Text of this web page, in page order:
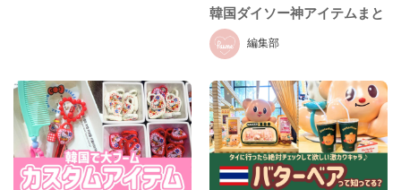
編集部
韓国ダイソー神アイテムまと
め